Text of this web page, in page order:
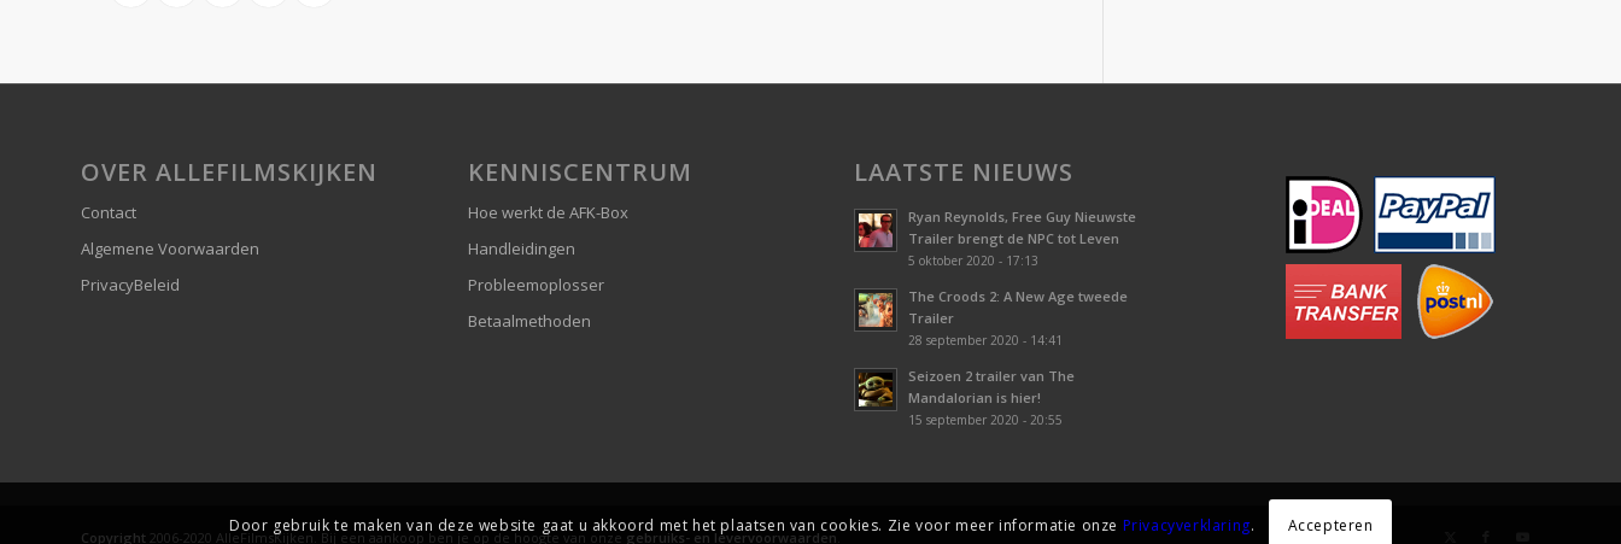
OVER ALLEFILMSKIJKEN
Contact
Algemene Voorwaarden
PrivacyBeleid
KENNISCENTRUM
Hoe werkt de AFK-Box
Handleidingen
Probleemoplosser
Betaalmethoden
LAATSTE NIEUWS
Ryan Reynolds, Free Guy Nieuwste
Trailer brengt de NPC tot Leven
5 oktober 2020 - 17:13
The Croods 2: A New Age tweede
Trailer
28 september 2020 - 14:41
Seizoen 2 trailer van The
Mandalorian is hier!
15 september 2020 - 20:55
Copyright 2006-2020 AlleFilmsKijken. Bij een aankoop ben je op de hoogte van onze gebruiks- en levervoorwaarden.
Door gebruik te maken van deze website gaat u akkoord met het plaatsen van cookies. Zie voor meer informatie onze Privacyverklaring. Accepteren